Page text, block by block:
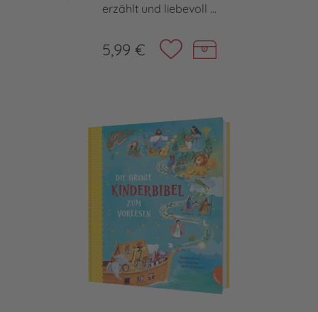
erzählt und liebevoll ...
5,99 €